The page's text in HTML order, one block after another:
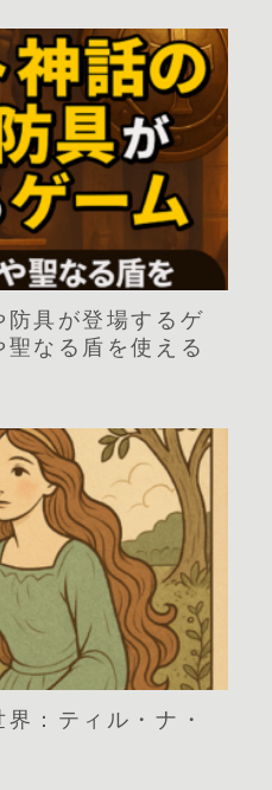
防具が登場するゲ
なる盾を使える
：ティル・ナ・